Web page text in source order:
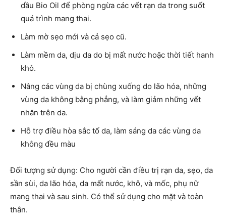
dầu Bio Oil để phòng ngừa các vết rạn da trong suốt
quá trình mang thai.
Làm mờ sẹo mới và cả sẹo cũ.
Làm mềm da, dịu da do bị mất nước hoặc thời tiết hanh
khô.
Nâng các vùng da bị chùng xuống do lão hóa, những
vùng da không bằng phẳng, và làm giảm những vết
nhăn trên da.
Hỗ trợ điều hòa sắc tố da, làm sáng da các vùng da
không đều màu
Đối tượng sử dụng: Cho người cần điều trị rạn da, sẹo, da
sần sùi, da lão hóa, da mất nước, khô, và mốc, phụ nữ
mang thai và sau sinh. Có thể sử dụng cho mặt và toàn
thân.